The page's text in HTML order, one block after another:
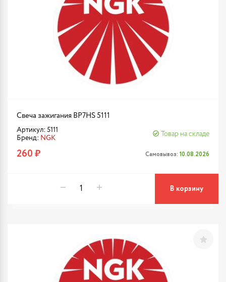
Свеча зажигания BP7HS 5111
Артикул: 5111
Бренд: NGK
Товар на складе
260 ₽ Самовывоз: 10.08.2026
В корзину